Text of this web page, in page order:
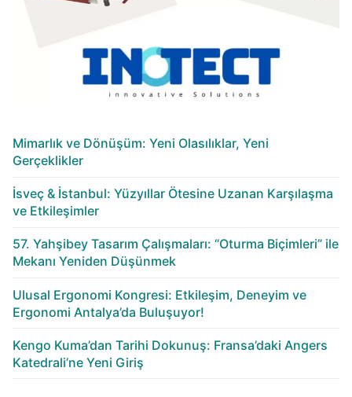
Mimarlık ve Dönüşüm: Yeni Olasılıklar, Yeni
Gerçeklikler
İsveç & İstanbul: Yüzyıllar Ötesine Uzanan Karşılaşma
ve Etkileşimler
57. Yahşibey Tasarım Çalışmaları: “Oturma Biçimleri” ile
Mekanı Yeniden Düşünmek
Ulusal Ergonomi Kongresi: Etkileşim, Deneyim ve
Ergonomi Antalya’da Buluşuyor!
Kengo Kuma’dan Tarihi Dokunuş: Fransa’daki Angers
Katedrali’ne Yeni Giriş